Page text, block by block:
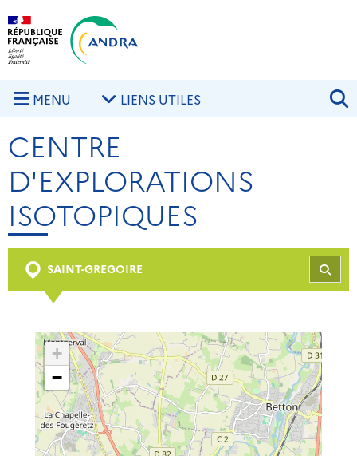
Aller au contenu principal
MENU LIENS UTILES
CENTRE
D'EXPLORATIONS
ISOTOPIQUES
SAINT-GREGOIRE
+
−